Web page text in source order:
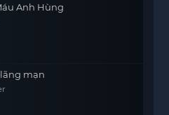
Anh Hùng
mạn